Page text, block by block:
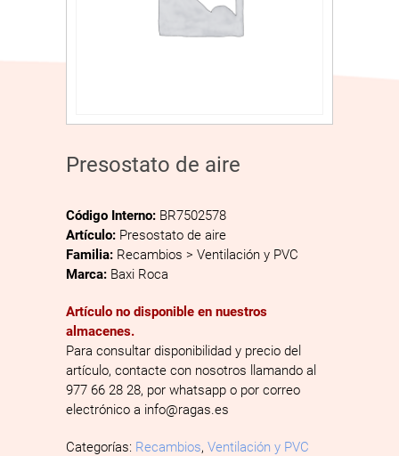
Presostato de aire
Código Interno: BR7502578
Artículo: Presostato de aire
Familia: Recambios > Ventilación y PVC
Marca: Baxi Roca
Artículo no disponible en nuestros
almacenes.
Para consultar disponibilidad y precio del
artículo, contacte con nosotros llamando al
977 66 28 28, por whatsapp o por correo
electrónico a info@ragas.es
Categorías: Recambios, Ventilación y PVC